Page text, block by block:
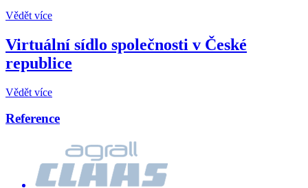
Vědět více
Virtuální sídlo společnosti v České
republice
Vědět více
Reference